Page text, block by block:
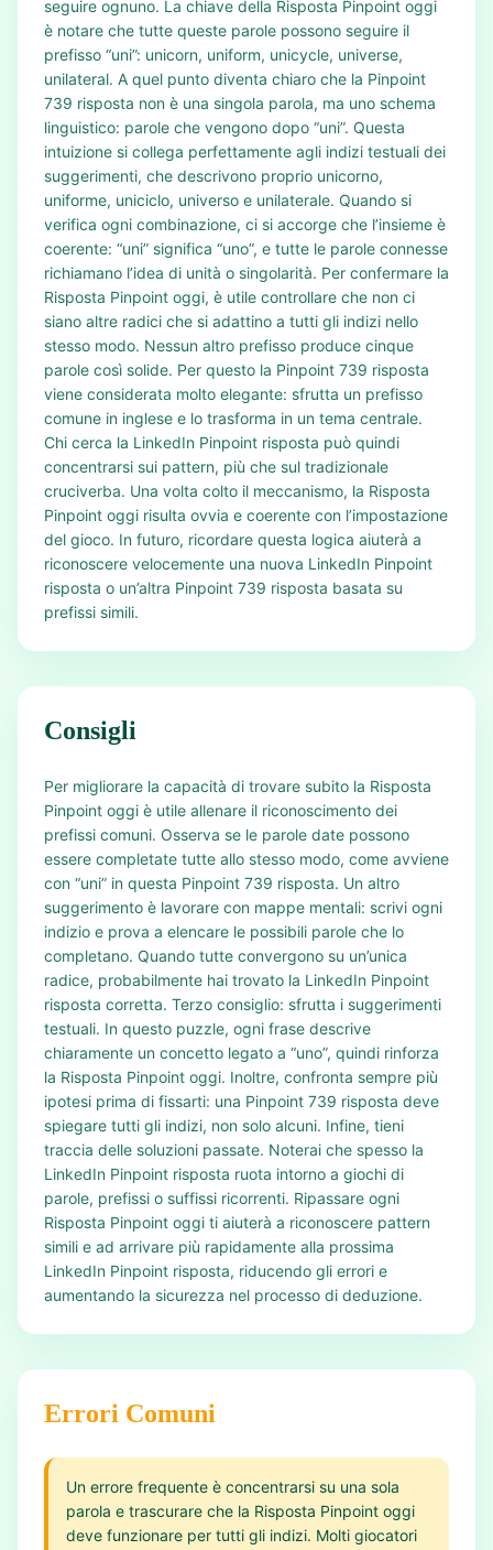
seguire ognuno. La chiave della Risposta Pinpoint oggi
è notare che tutte queste parole possono seguire il
prefisso “uni”: unicorn, uniform, unicycle, universe,
unilateral. A quel punto diventa chiaro che la Pinpoint
739 risposta non è una singola parola, ma uno schema
linguistico: parole che vengono dopo “uni”. Questa
intuizione si collega perfettamente agli indizi testuali dei
suggerimenti, che descrivono proprio unicorno,
uniforme, uniciclo, universo e unilaterale. Quando si
verifica ogni combinazione, ci si accorge che l’insieme è
coerente: “uni” significa “uno”, e tutte le parole connesse
richiamano l’idea di unità o singolarità. Per confermare la
Risposta Pinpoint oggi, è utile controllare che non ci
siano altre radici che si adattino a tutti gli indizi nello
stesso modo. Nessun altro prefisso produce cinque
parole così solide. Per questo la Pinpoint 739 risposta
viene considerata molto elegante: sfrutta un prefisso
comune in inglese e lo trasforma in un tema centrale.
Chi cerca la LinkedIn Pinpoint risposta può quindi
concentrarsi sui pattern, più che sul tradizionale
cruciverba. Una volta colto il meccanismo, la Risposta
Pinpoint oggi risulta ovvia e coerente con l’impostazione
del gioco. In futuro, ricordare questa logica aiuterà a
riconoscere velocemente una nuova LinkedIn Pinpoint
risposta o un’altra Pinpoint 739 risposta basata su
prefissi simili.
Consigli
Per migliorare la capacità di trovare subito la Risposta
Pinpoint oggi è utile allenare il riconoscimento dei
prefissi comuni. Osserva se le parole date possono
essere completate tutte allo stesso modo, come avviene
con “uni” in questa Pinpoint 739 risposta. Un altro
suggerimento è lavorare con mappe mentali: scrivi ogni
indizio e prova a elencare le possibili parole che lo
completano. Quando tutte convergono su un’unica
radice, probabilmente hai trovato la LinkedIn Pinpoint
risposta corretta. Terzo consiglio: sfrutta i suggerimenti
testuali. In questo puzzle, ogni frase descrive
chiaramente un concetto legato a “uno”, quindi rinforza
la Risposta Pinpoint oggi. Inoltre, confronta sempre più
ipotesi prima di fissarti: una Pinpoint 739 risposta deve
spiegare tutti gli indizi, non solo alcuni. Infine, tieni
traccia delle soluzioni passate. Noterai che spesso la
LinkedIn Pinpoint risposta ruota intorno a giochi di
parole, prefissi o suffissi ricorrenti. Ripassare ogni
Risposta Pinpoint oggi ti aiuterà a riconoscere pattern
simili e ad arrivare più rapidamente alla prossima
LinkedIn Pinpoint risposta, riducendo gli errori e
aumentando la sicurezza nel processo di deduzione.
Errori Comuni
Un errore frequente è concentrarsi su una sola
parola e trascurare che la Risposta Pinpoint oggi
deve funzionare per tutti gli indizi. Molti giocatori